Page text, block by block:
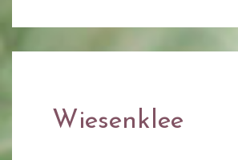
Wiesenklee